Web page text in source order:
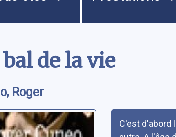
de la vie
Roger
C'est d'abord